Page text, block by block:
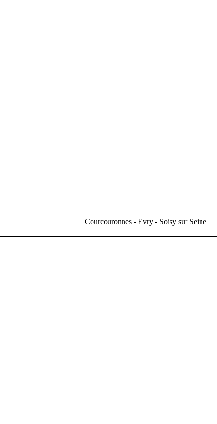
Courcouronnes - Evry - Soisy sur Seine